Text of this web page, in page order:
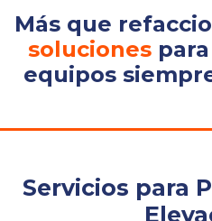
Más que
soluciones
equipos
Servicios para